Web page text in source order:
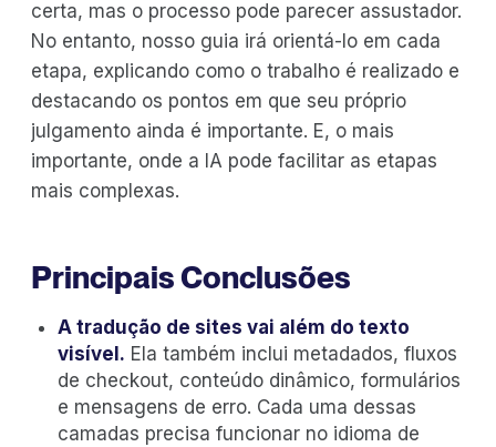
certa, mas o processo pode parecer assustador.
No entanto, nosso guia irá orientá-lo em cada
etapa, explicando como o trabalho é realizado e
destacando os pontos em que seu próprio
julgamento ainda é importante. E, o mais
importante, onde a IA pode facilitar as etapas
mais complexas.
Principais Conclusões
A tradução de sites vai além do texto
visível. Ela também inclui metadados, fluxos
de checkout, conteúdo dinâmico, formulários
e mensagens de erro. Cada uma dessas
camadas precisa funcionar no idioma de